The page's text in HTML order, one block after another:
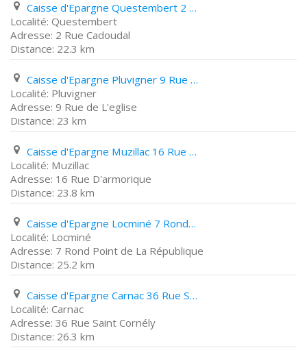
Caisse d'Epargne Questembert 2 Rue Cadoudal
Questembert
2 Rue Cadoudal
22.3 km
Caisse d'Epargne Pluvigner 9 Rue de L'eglise
Pluvigner
9 Rue de L'eglise
23 km
Caisse d'Epargne Muzillac 16 Rue D'armorique
Muzillac
16 Rue D'armorique
23.8 km
Caisse d'Epargne Locminé 7 Rond Point de La République
Locminé
7 Rond Point de La République
25.2 km
Caisse d'Epargne Carnac 36 Rue Saint Cornély
Carnac
36 Rue Saint Cornély
26.3 km